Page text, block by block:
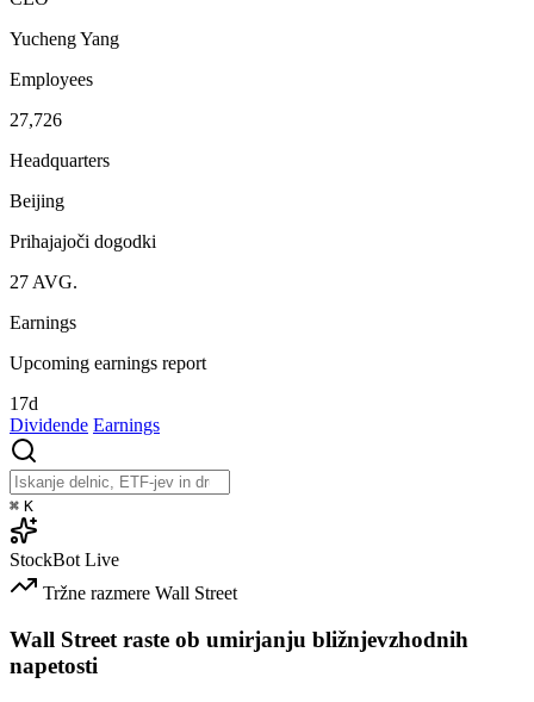
Yucheng Yang
Employees
27,726
Headquarters
Beijing
Prihajajoči dogodki
27 AVG.
Earnings
Upcoming earnings report
17d
Dividende Earnings
⌘ K
StockBot Live
Tržne razmere Wall Street
Wall Street raste ob umirjanju bližnjevzhodnih
napetosti